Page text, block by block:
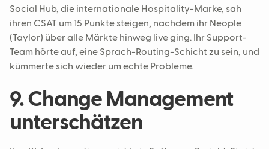
Social Hub, die internationale Hospitality-Marke, sah
ihren CSAT um 15 Punkte steigen, nachdem ihr Neople
(Taylor) über alle Märkte hinweg live ging. Ihr Support-
Team hörte auf, eine Sprach-Routing-Schicht zu sein, und
kümmerte sich wieder um echte Probleme.
9. Change Management
unterschätzen